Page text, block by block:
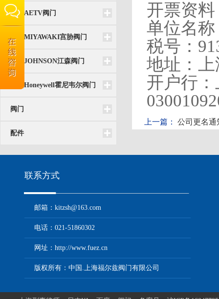
台湾AETV阀门
日本MIYAWAKI宫胁阀门
美国JOHNSON江森阀门
美国Honeywell霍尼韦尔阀门
阀门
配件
开票资料
单位名
税号：
地址：
开户行
上一篇： 公司更名通
联系方式
邮箱：kitzsh@163.com
电话：021-51860302
网址：http://www.fuez.cn
版权所有：中国.上海福尔兹阀门有限公司